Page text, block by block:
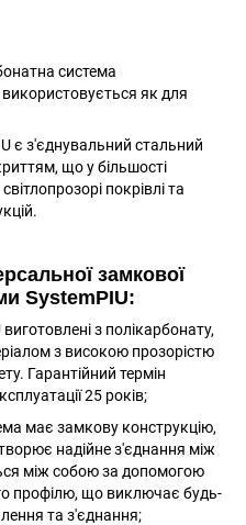
система
як для
є з'єднувальний стальний
що у більшості
покрівлі та
замкової
SystemPIU:
з полікарбонату,
з високою прозорістю
Гарантійний термін
25 років;
має замкову конструкцію,
надійне з'єднання між
між собою за допомогою
профілю, що виключає будь-
та з'єднання;